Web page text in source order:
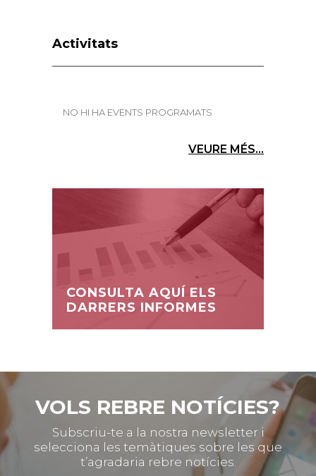
Activitats
NO HI HA EVENTS PROGRAMATS
VEURE MÉS...
CONSULTA AQUÍ ELS
DARRERS INFORMES
VOLS REBRE NOTÍCIES?
Subscriu-te a la nostra newsletter i
selecciona les temàtiques sobre les que
t’agradaria rebre notícies.